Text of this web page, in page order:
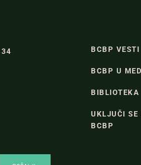
BCBP VESTI
BCBP U
BIBLIOTEKA
UKLJUČI SE
BCBP